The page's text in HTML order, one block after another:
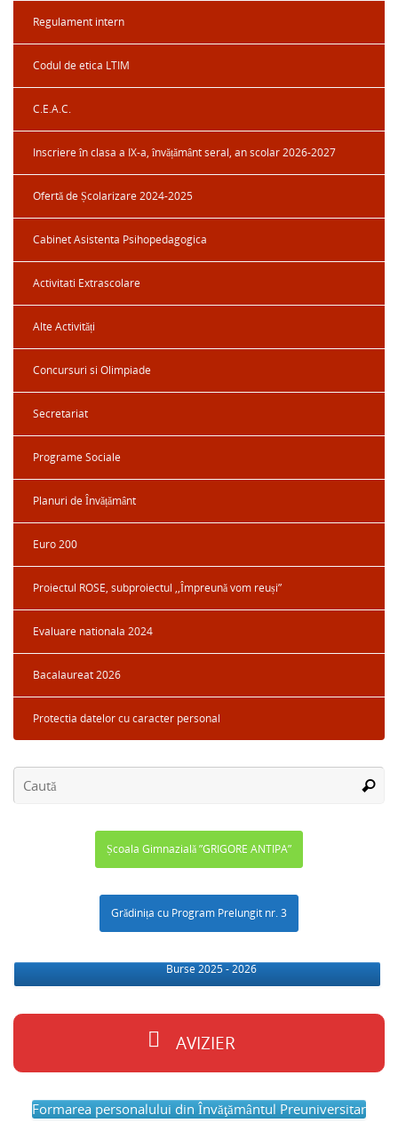
Regulament intern
Codul de etica LTIM
C.E.A.C.
Inscriere în clasa a IX-a, învățământ seral, an scolar 2026-2027
Ofertă de Școlarizare 2024-2025
Cabinet Asistenta Psihopedagogica
Activitati Extrascolare
Alte Activități
Concursuri si Olimpiade
Secretariat
Programe Sociale
Planuri de Învățământ
Euro 200
Proiectul ROSE, subproiectul ,,Împreună vom reuși”
Evaluare nationala 2024
Bacalaureat 2026
Protectia datelor cu caracter personal
Școala Gimnazială ”GRIGORE ANTIPA”
Grădinița cu Program Prelungit nr. 3
Burse 2025 - 2026
AVIZIER
Formarea personalului din Învăţământul Preuniversitar